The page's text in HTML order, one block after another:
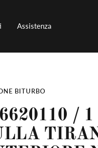
Assistenza
BITURBO
/ 1